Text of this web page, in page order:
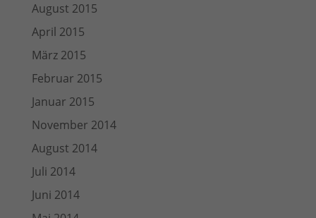
August 2015
April 2015
März 2015
Februar 2015
Januar 2015
November 2014
August 2014
Juli 2014
Juni 2014